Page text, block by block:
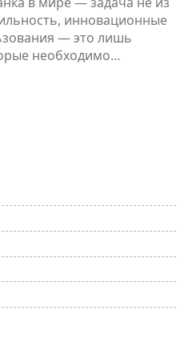
инновационные
— это лишь
необходимо
что ‘лучший’ банк для
в зависимости от
и предпочтений. В
на мировом рынке.